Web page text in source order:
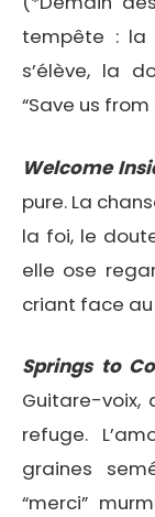
tempête : la
s’élève, la
“Save us from
Welcome
pure. La
la foi, le
elle ose
criant face au
Springs to
Guitare-voix,
refuge.
graines
“merci”